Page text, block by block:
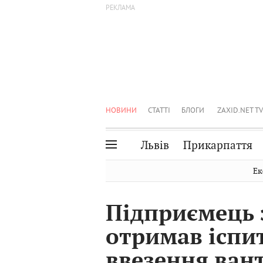
НОВИНИ СТАТТІ БЛОГИ ZAXID.NET TV
Львів Прикарпаття
Волинь
Чернівці
Шептицький
Підприємець
отримав